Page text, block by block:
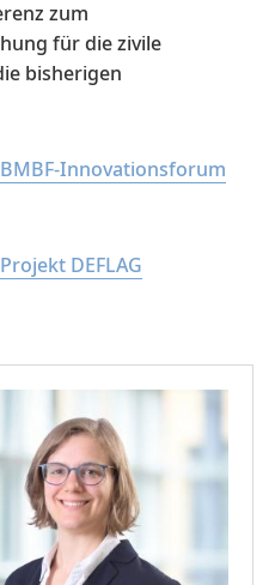
zum
für die zivile
bisherigen
Innovationsforum
DEFLAG